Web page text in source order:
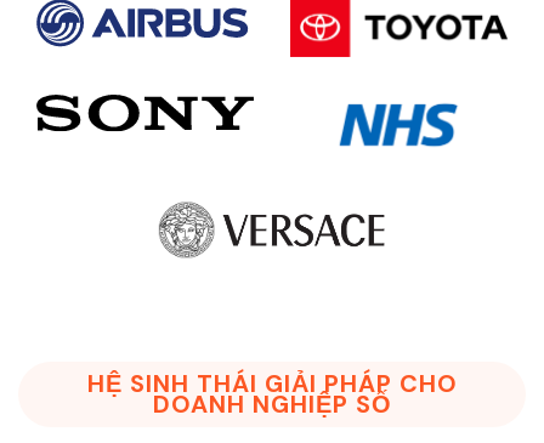
HỆ SINH THÁI GIẢI PHÁP CHO
DOANH NGHIỆP SỐ